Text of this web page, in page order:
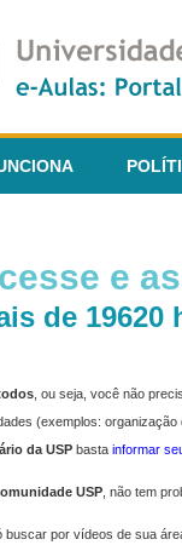
e
de 19620
, ou seja, você não
(exemplos:
da USP basta informar
USP , não tem
buscar por vídeos de sua